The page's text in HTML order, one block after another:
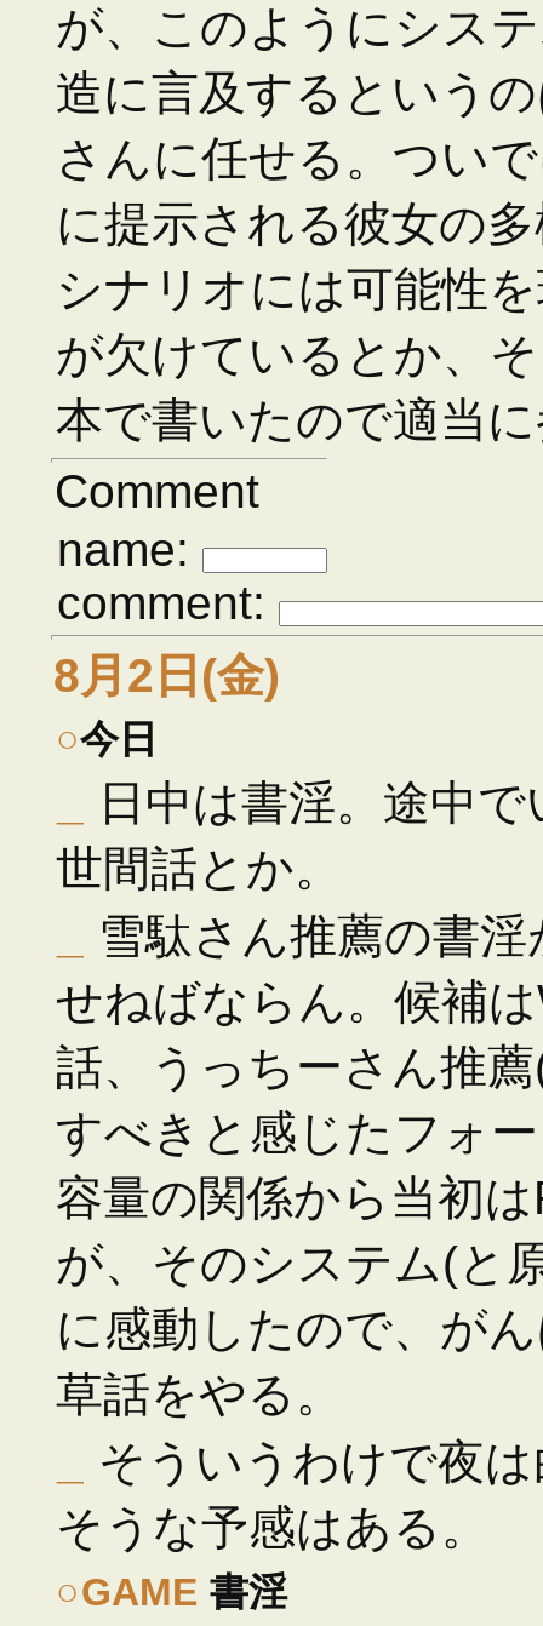
が、このようにシス
造に言及するという
さんに任せる。つい
に提示される彼女の
シナリオには可能性
が欠けているとか、
本で書いたので適当
Comment
name:
comment:
8月2日(金)
○今日
日中は書淫。途中
世間話とか。
雪駄さん推薦の書
せねばならん。候補
話、うっちーさん推
すべきと感じたフォ
容量の関係から当初
が、そのシステム(と
に感動したので、が
草話をやる。
そういうわけで夜
そうな予感はある。
○GAME 書淫